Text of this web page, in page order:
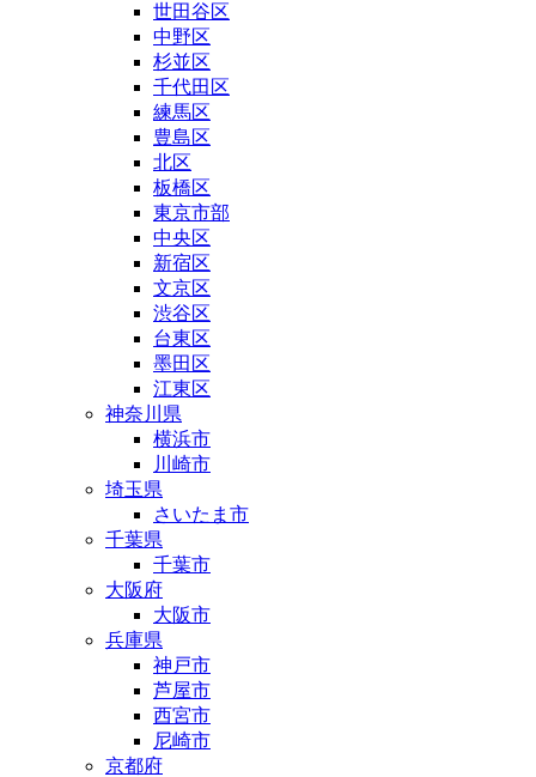
世田谷区
中野区
杉並区
千代田区
練馬区
豊島区
北区
板橋区
東京市部
中央区
新宿区
文京区
渋谷区
台東区
墨田区
江東区
神奈川県
横浜市
川崎市
埼玉県
さいたま市
千葉県
千葉市
大阪府
大阪市
兵庫県
神戸市
芦屋市
西宮市
尼崎市
京都府